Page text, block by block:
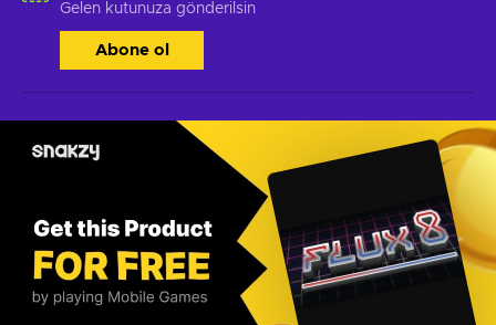
Gelen kutunuza gönderilsin
Abone ol